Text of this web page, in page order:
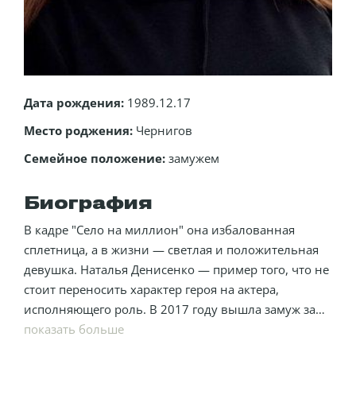
Дата рождения: 1989.12.17
Место роджения: Чернигов
Семейное положение: замужем
Биография
В кадре "Село на миллион" она избалованная
сплетница, а в жизни — светлая и положительная
девушка. Наталья Денисенко — пример того, что не
стоит переносить характер героя на актера,
исполняющего роль. В 2017 году вышла замуж за
коллегу по съемочной площадке Андрея Федишина.
показать больше